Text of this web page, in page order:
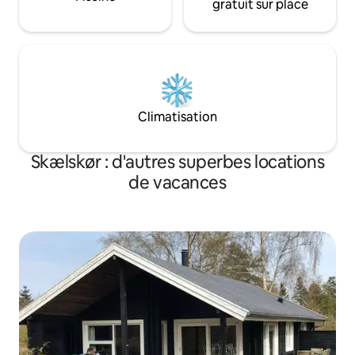
gratuit sur place
Climatisation
Skælskør : d'autres superbes locations
de vacances